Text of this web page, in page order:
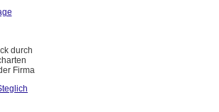
durch
Firma